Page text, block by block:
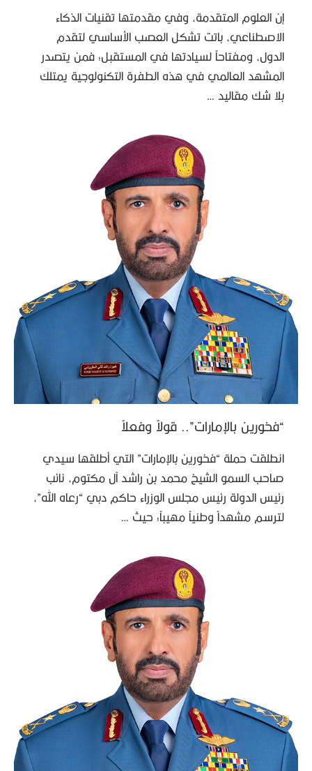
إن العلوم المتقدمة، وفي مقدمتها تقنيات الذكاء
الاصطناعي، باتت تشكل العصب الأساسي لتقدم
الدول، ومفتاحاً لسيادتها في المستقبل؛ فمن يتصدر
المشهد العالمي في هذه الطفرة التكنولوجية يمتلك
بلا شك مقاليد …
“فخورين بالإمارات”.. قولاً وفعلاً
انطلقت حملة “فخورين بالإمارات” التي أطلقها سيدي
صاحب السمو الشيخ محمد بن راشد آل مكتوم، نائب
رئيس الدولة رئيس مجلس الوزراء حاكم دبي “رعاه الله”،
لترسم مشهداً وطنياً مهيباً؛ حيث …